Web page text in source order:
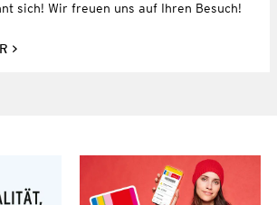
sich! Wir freuen uns auf Ihren Besuch!